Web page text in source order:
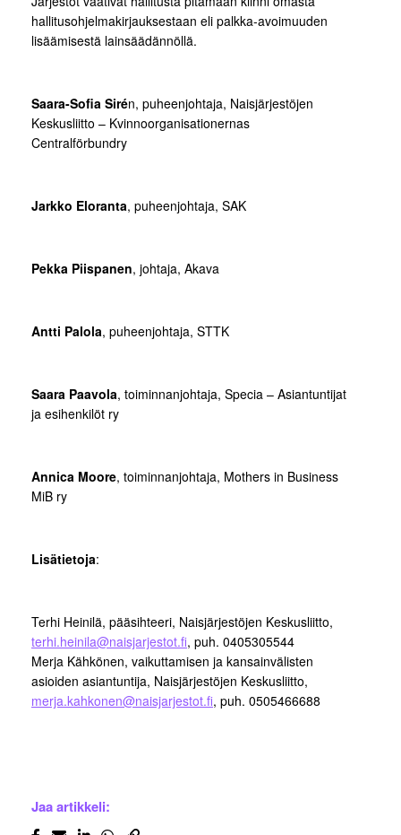
hallitusohjelmakirjauksestaan eli palkka-avoimuuden
lisäämisestä lainsäädännöllä.
Saara-Sofia Sirén, puheenjohtaja, Naisjärjestöjen
Keskusliitto – Kvinnoorganisationernas
Centralförbundry
Jarkko Eloranta, puheenjohtaja, SAK
Pekka Piispanen, johtaja, Akava
Antti Palola, puheenjohtaja, STTK
Saara Paavola, toiminnanjohtaja, Specia – Asiantuntijat
ja esihenkilöt ry
Annica Moore, toiminnanjohtaja, Mothers in Business
MiB ry
Lisätietoja:
Terhi Heinilä, pääsihteeri, Naisjärjestöjen Keskusliitto,
terhi.heinila@naisjarjestot.fi, puh. 0405305544
Merja Kähkönen, vaikuttamisen ja kansainvälisten
asioiden asiantuntija, Naisjärjestöjen Keskusliitto,
merja.kahkonen@naisjarjestot.fi, puh. 0505466688
Jaa artikkeli: